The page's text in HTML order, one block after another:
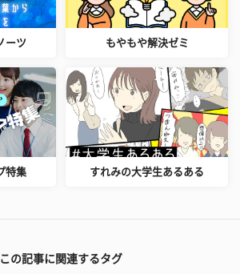
ーツ もやもや解決ゼミ
特集 すれみの大学生あるある
この記事に関連するタグ